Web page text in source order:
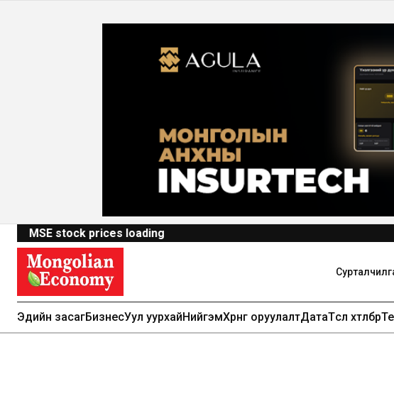
MSE stock prices loading
Эдийн засагБизнесУул уурхайНийгэмХөрөнгө оруулалтДатаТөсөл хөтөлбөр